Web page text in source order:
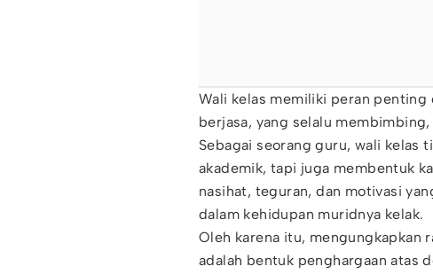
Wali kelas memiliki peran penting
berjasa, yang selalu
Sebagai seorang guru, wali kelas
akademik, tapi juga membentuk
nasihat, teguran, dan motivasi
dalam kehidupan muridnya kelak.
Oleh karena itu, mengungkapkan
adalah bentuk penghargaan atas